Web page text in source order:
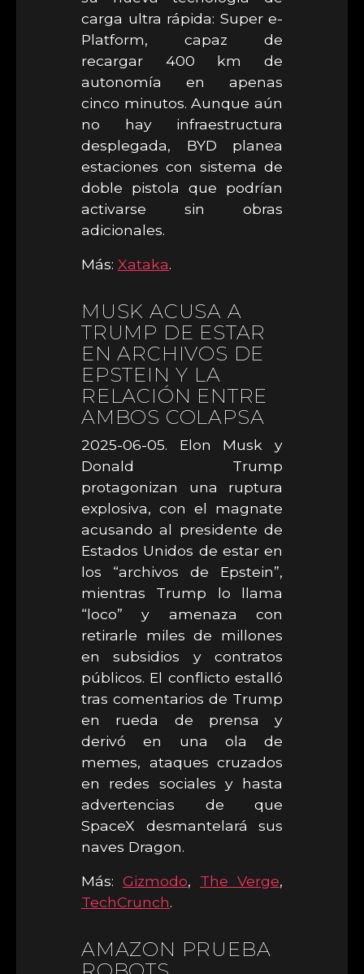
carga ultra rápida: Super e-
Platform, capaz de
recargar 400 km de
autonomía en apenas
cinco minutos. Aunque aún
no hay infraestructura
desplegada, BYD planea
estaciones con sistema de
doble pistola que podrían
activarse sin obras
adicionales.
Más: Xataka.
MUSK ACUSA A
TRUMP DE ESTAR
EN ARCHIVOS DE
EPSTEIN Y LA
RELACIÓN ENTRE
AMBOS COLAPSA
2025-06-05. Elon Musk y
Donald Trump
protagonizan una ruptura
explosiva, con el magnate
acusando al presidente de
Estados Unidos de estar en
los “archivos de Epstein”,
mientras Trump lo llama
“loco” y amenaza con
retirarle miles de millones
en subsidios y contratos
públicos. El conflicto estalló
tras comentarios de Trump
en rueda de prensa y
derivó en una ola de
memes, ataques cruzados
en redes sociales y hasta
advertencias de que
SpaceX desmantelará sus
naves Dragon.
Más: Gizmodo, The Verge,
TechCrunch.
AMAZON PRUEBA